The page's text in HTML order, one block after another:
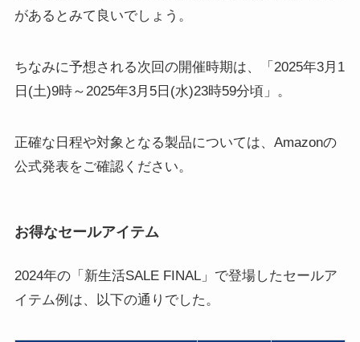
があるとみて良いでしょう。
ちなみに予想される次回の開催時期は、「2025年3月1
日(土)9時～2025年3月5日(水)23時59分頃」。
正確な日程や対象となる製品については、Amazonの
公式発表をご確認ください。
お得なセールアイテム
2024年の「新生活SALE FINAL」で登場したセールア
イテム例は、以下の通りでした。